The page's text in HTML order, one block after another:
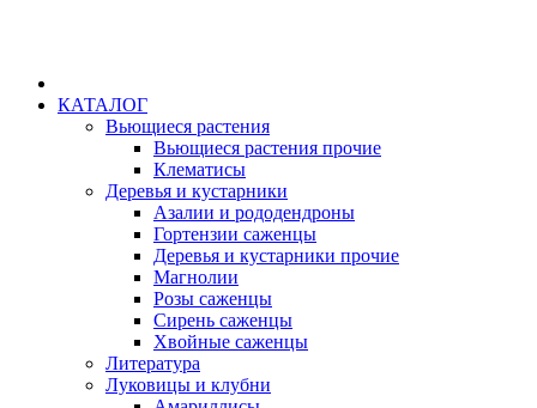
КАТАЛОГ
Вьющиеся растения
Вьющиеся растения прочие
Клематисы
Деревья и кустарники
Азалии и рододендроны
Гортензии саженцы
Деревья и кустарники прочие
Магнолии
Розы саженцы
Сирень саженцы
Хвойные саженцы
Литература
Луковицы и клубни